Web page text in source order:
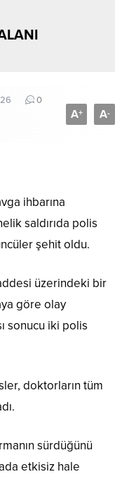
0
A+ A-
ihbarına
saldırıda polis
şehit oldu.
üzerindeki bir
göre olay
sonucu iki polis
doktorların tüm
sürdüğünü
etkisiz hale